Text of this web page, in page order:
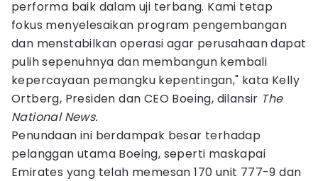
performa baik dalam uji terbang. Kami tetap
fokus menyelesaikan program pengembangan
dan menstabilkan operasi agar perusahaan dapat
pulih sepenuhnya dan membangun kembali
kepercayaan pemangku kepentingan," kata Kelly
Ortberg, Presiden dan CEO Boeing, dilansir The
National News.
Penundaan ini berdampak besar terhadap
pelanggan utama Boeing, seperti maskapai
Emirates yang telah memesan 170 unit 777-9 dan